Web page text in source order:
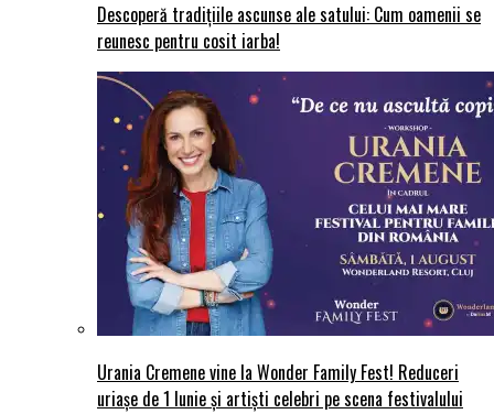
Descoperă tradițiile ascunse ale satului: Cum oamenii se
reunesc pentru cosit iarba!
Urania Cremene vine la Wonder Family Fest! Reduceri
uriașe de 1 Iunie și artiști celebri pe scena festivalului